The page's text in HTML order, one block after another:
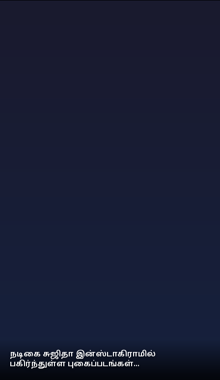
நடிகை சுஜிதா இன்ஸ்டாகிராமில்
பகிர்ந்துள்ள புகைப்படங்கள்...